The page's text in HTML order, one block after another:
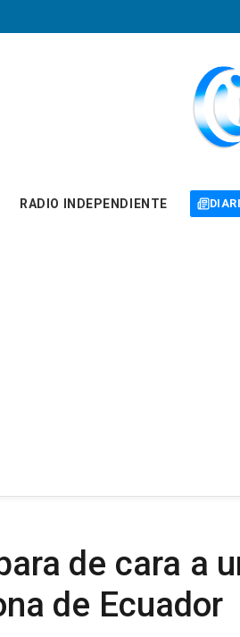
RADIO INDEPENDIENTE
de cara a
de Ecuador